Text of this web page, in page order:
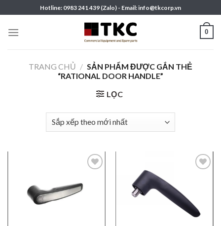
to
content
Hotline: 0983 241 439 (Zalo) - Email: info@tkcorp.vn
0
TRANG CHỦ / SẢN PHẨM ĐƯỢC GẮN THẺ
“RATIONAL DOOR HANDLE”
LỌC
wishlist